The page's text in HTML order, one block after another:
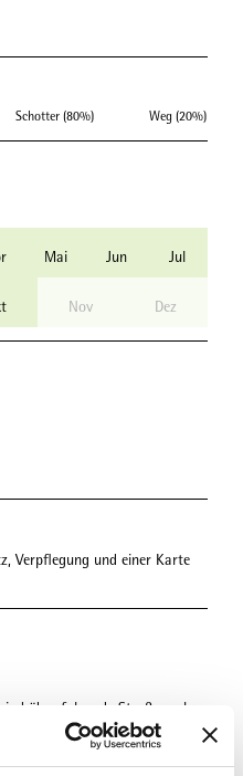
Schotter (80%) Weg (20%)
Mai Jun Jul
Nov Dez
Verpflegung und einer Karte
über folgende Straßen sehr